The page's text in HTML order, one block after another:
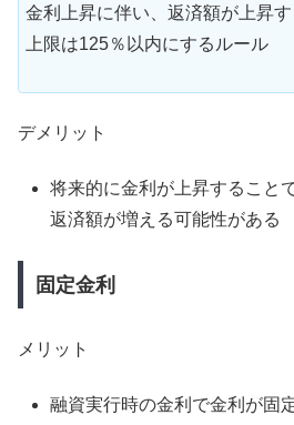
金利上昇に伴い、返済額が上昇
上限は125％以内にするルール
デメリット
将来的に金利が上昇すること
返済額が増える可能性がある
固定金利
メリット
融資実行時の金利で金利が固